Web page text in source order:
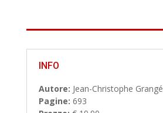
INFO
Autore: Jean-Christophe Grangé
Pagine: 693